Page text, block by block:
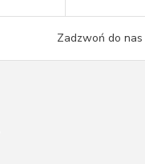
Moje konto
Zadzwoń do nas